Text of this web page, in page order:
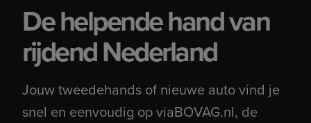
De helpende hand van
rijdend Nederland
Jouw tweedehands of nieuwe auto vind je
snel en eenvoudig op viaBOVAG.nl, de